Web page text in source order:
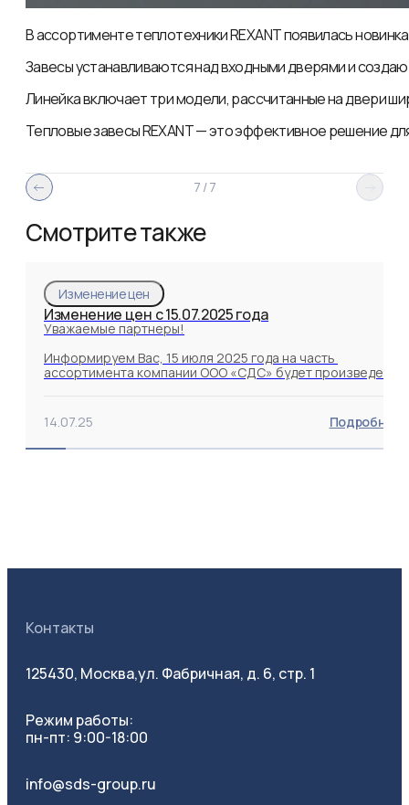
В ассортименте теплотехники REXANT появилась
Завесы устанавливаются над входными дверями и
Линейка включает три модели, рассчитанные на двери
Тепловые завесы REXANT — это эффективное решение
7 /7
Смотрите также
Изменение цен
Изменение цен c 15.07.2025 года
Уважаемые партнеры!
Информируем Вас, 15 июля 2025 года на часть
ассортимента компании ООО «СДС» будет произведено
Подробнее
14.07.25
Контакты
125430, Москва,ул. Фабричная, д. 6, стр. 1
Режим работы:
пн-пт: 9:00-18:00
info@sds-group.ru